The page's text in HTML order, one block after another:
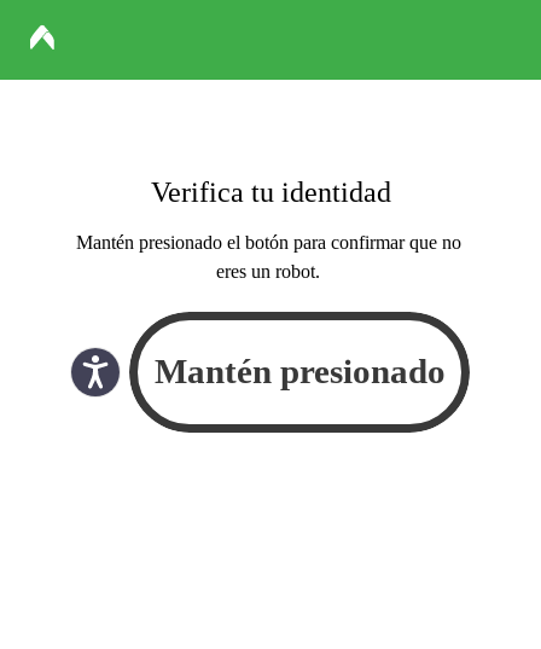
Verifica tu identidad
Mantén presionado el botón para confirmar que no
eres un robot.